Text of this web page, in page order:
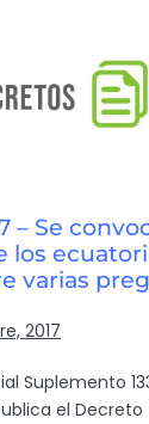
– Se
los
varias
2017
Suplemento
el Decreto